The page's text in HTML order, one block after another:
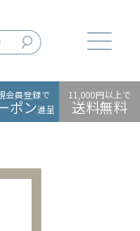
会員登録で
ポン進呈
11,000円以上で
送料無料